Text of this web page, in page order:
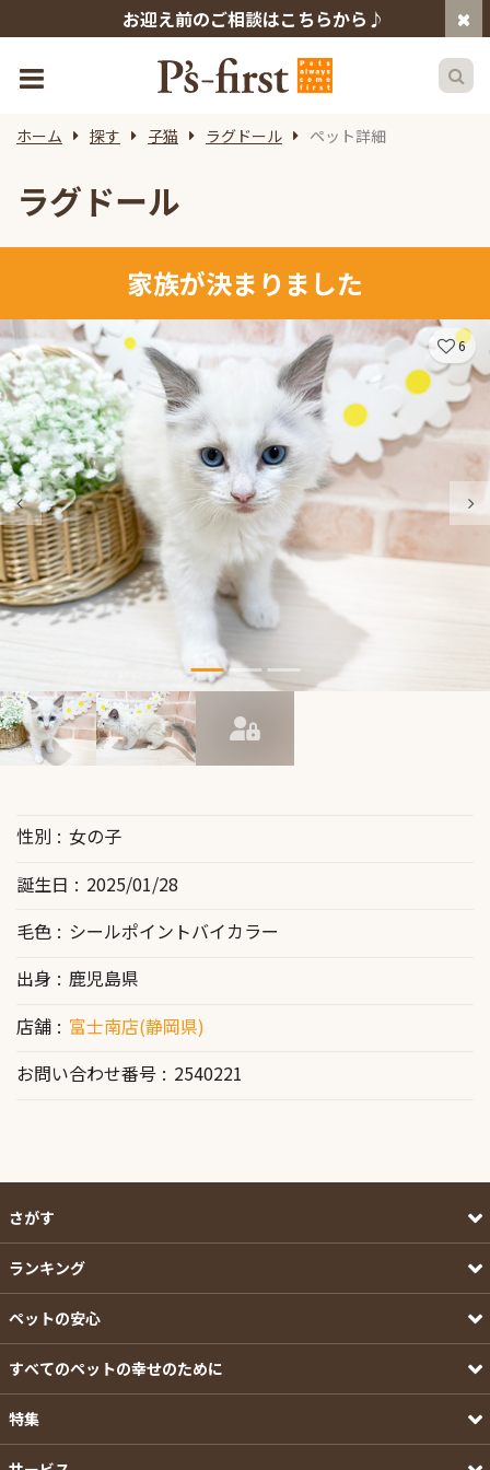
お迎え前のご相談はこちらから♪
ホーム 探す 子猫 ラグドール ペット詳細
ラグドール
家族が決まりました
6
性別
女の子
誕生日
2025/01/28
毛色
シールポイントバイカラー
出身
鹿児島県
店舗
富士南店(静岡県)
お問い合わせ番号
2540221
さがす
ランキング
ペットの安心
すべてのペットの幸せのために
特集